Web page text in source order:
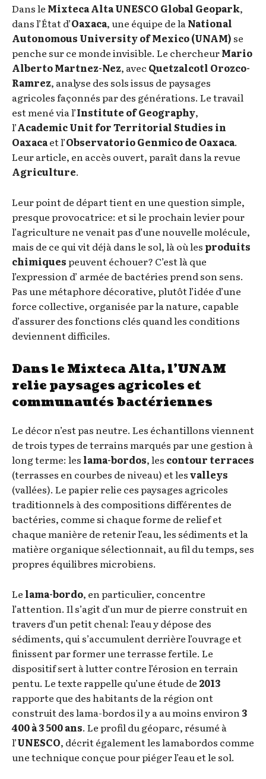
Dans le Mixteca Alta UNESCO Global Geopark,
dans l’État d’Oaxaca, une équipe de laNational
Autonomous University of Mexico (UNAM) se
penche sur ce monde invisible. Le chercheurMario
Alberto Martnez-Nez, avec Quetzalcotl Orozco-
Ramrez, analyse des sols issus de paysages
agricoles façonnés par des générations. Le travail
est mené via l’Institute of Geography,
l’Academic Unit for Territorial Studies in
Oaxacaet l’Observatorio Genmico de Oaxaca.
Leur article, en accès ouvert, paraît dans la revue
Agriculture.
Leur point de départ tient en une question simple,
presque provocatrice: et si le prochain levier pour
l’agriculture ne venait pas d’une nouvelle molécule,
mais de ce qui vit déjà dans le sol, là où les produits
chimiquespeuvent échouer? C’est là que
l’expression d’ armée de bactéries prend son sens.
Pas une métaphore décorative, plutôt l’idée d’une
force collective, organisée par la nature, capable
d’assurer des fonctions clés quand les conditions
deviennent difficiles.
Dans le Mixteca Alta, l’UNAM
relie paysages agricoles et
communautés bactériennes
Le décor n’est pas neutre. Les échantillons viennent
de trois types de terrains marqués par une gestion à
long terme: les lama-bordos, les contour terraces
(terrasses en courbes de niveau) et lesvalleys
(vallées). Le papier relie ces paysages agricoles
traditionnels à des compositions différentes de
bactéries, comme si chaque forme de relief et
chaque manière de retenir l’eau, les sédiments et la
matière organique sélectionnait, au fil du temps, ses
propres équilibres microbiens.
Le lama-bordo, en particulier, concentre
l’attention. Il s’agit d’un mur de pierre construit en
travers d’un petit chenal: l’eau y dépose des
sédiments, qui s’accumulent derrière l’ouvrage et
finissent par former une terrasse fertile. Le
dispositif sert à lutter contre l’érosion en terrain
pentu. Le texte rappelle qu’une étude de 2013
rapporte que des habitants de la région ont
construit des lama-bordos il y a au moins environ3
400 à 3 500 ans. Le profil du géoparc, résumé à
l’UNESCO, décrit également les lamabordos comme
une technique conçue pour piéger l’eau et le sol.